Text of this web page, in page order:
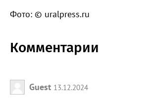
Фото: © uralpress.ru
Комментарии
Guest 13.12.2024